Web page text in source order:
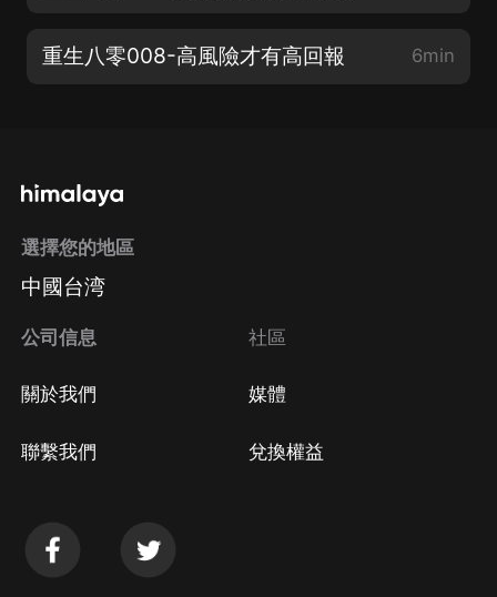
重生八零008-高風險才有高回報 6min
選擇您的地區
中國台湾
公司信息
關於我們
聯繫我們
社區
媒體
兌換權益